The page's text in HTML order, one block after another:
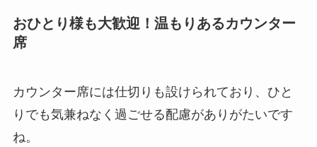
おひとり様も大歓迎！温もりあるカウンター
席
カウンター席には仕切りも設けられており、ひと
りでも気兼ねなく過ごせる配慮がありがたいです
ね。